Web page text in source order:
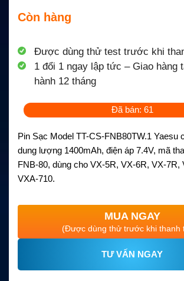
Còn hàng
Được dùng thử test trước khi
1 đổi 1 ngay lập tức – Giao hàng
hành 12 tháng
Đã bán: 61
Pin Sạc Model TT-CS-FNB80TW.1 Yaesu
dung lượng 1400mAh, điện áp 7.4V, mã
FNB-80, dùng cho VX-5R, VX-6R, VX-7R,
VXA-710.
MUA NGAY
(Được dùng thử trước khi thanh
TƯ VẤN NGAY